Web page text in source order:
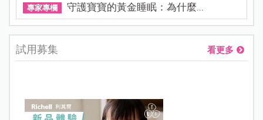
專家專欄 守護寶寶的黃金睡眠：為什麼...
試用募集 看更多